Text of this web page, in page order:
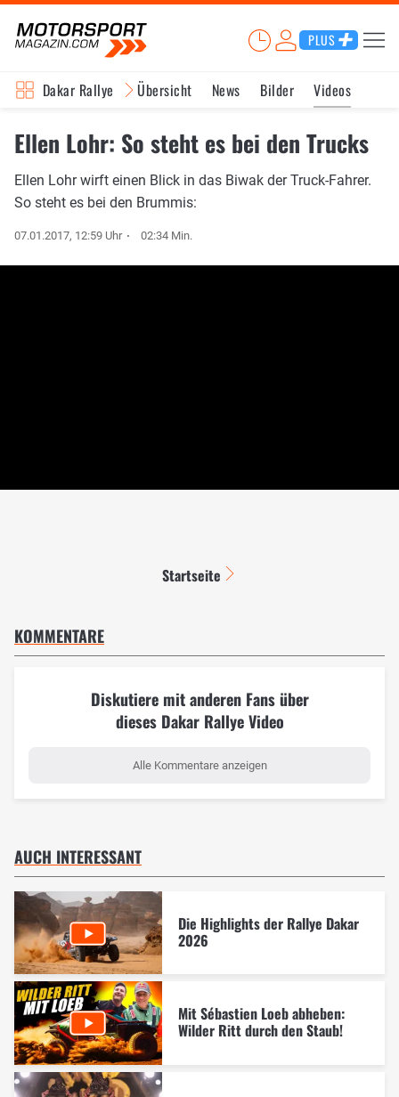
PLUS
Dakar Rallye Übersicht News Bilder Videos
Ellen Lohr: So steht es bei den Trucks
Ellen Lohr wirft einen Blick in das Biwak der Truck-Fahrer.
So steht es bei den Brummis:
07.01.2017, 12:59 Uhr 02:34 Min.
Startseite
KOMMENTARE
Diskutiere mit anderen Fans über
dieses Dakar Rallye Video
Alle Kommentare anzeigen
AUCH INTERESSANT
Die Highlights der Rallye Dakar
2026
Mit Sébastien Loeb abheben:
Wilder Ritt durch den Staub!